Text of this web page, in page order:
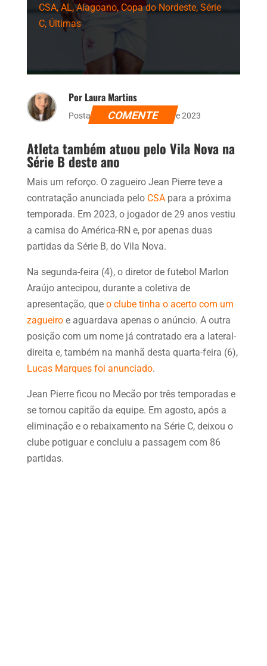
CSA, AL,Alagoano,Copa do Nordeste, Série
C, Últimas
Por Laura Martins
Postado dia 6 de dezembro de 2023
COMENTE
Atleta também atuou pelo Vila Nova na
Série B deste ano
Mais um reforço. O zagueiro Jean Pierre teve a
contratação anunciada pelo CSApara a próxima
temporada. Em 2023, o jogador de 29 anos vestiu
a camisa do América-RN e, por apenas duas
partidas da Série B, do Vila Nova.
Na segunda-feira (4), o diretor de futebol Marlon
Araújo antecipou, durante a coletiva de
apresentação, que o clube tinha o acerto com um
zagueiroe aguardava apenas o anúncio. A outra
posição com um nome já contratado era a lateral-
direita e, também na manhã desta quarta-feira (6),
Lucas Marques foi anunciado.
Jean Pierre ficou no Mecão por três temporadas e
se tornou capitão da equipe. Em agosto, após a
eliminação e o rebaixamento na Série C, deixou o
clube potiguar e concluiu a passagem com 86
partidas.